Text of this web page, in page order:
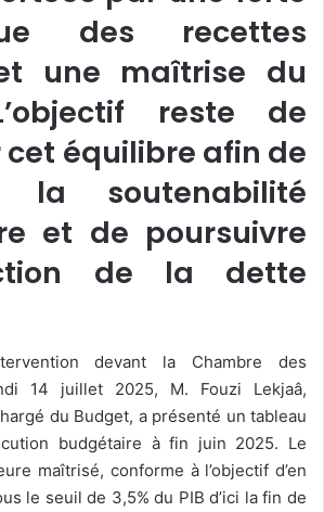
des recettes
une maîtrise du
reste de
cet équilibre afin de
la soutenabilité
et de poursuivre
de la dette
devant la Chambre des
14 juillet 2025, M. Fouzi Lekjaâ,
du Budget, a présenté un tableau
budgétaire à fin juin 2025. Le
maîtrisé, conforme à l’objectif d’en
le seuil de 3,5% du PIB d’ici la fin de